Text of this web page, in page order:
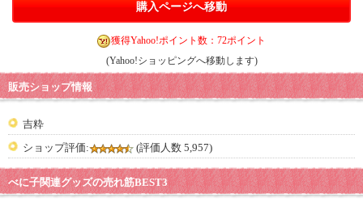
購入ページへ移動
獲得Yahoo!ポイント数：72ポイント
(Yahoo!ショッピングへ移動します)
販売ショップ情報
吉粋
ショップ評価:
(評価人数 5,957)
べに子関連グッズの売れ筋BEST3